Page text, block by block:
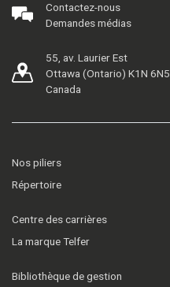
Contactez-nous
Demandes médias
55, av. Laurier Est
Ottawa (Ontario) K1N 6N5
Canada
Nos piliers
Répertoire
Centre des carrières
La marque Telfer
Bibliothèque de gestion